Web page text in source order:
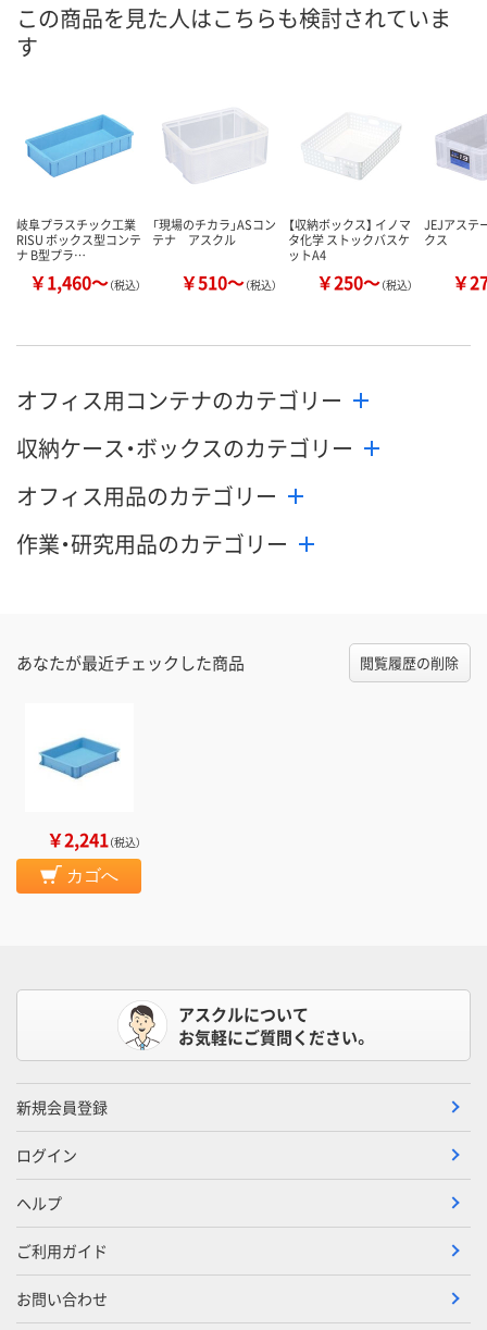
お届け日
カゴへ カゴへ カ
この商品を見た人はこちらも検討されていま
す
岐阜プラスチック工業
RISU ボックス型コンテ
ナ B型プラ…
￥1,460～（税込）
「現場のチカラ」ASコン
テナ アスクル
￥510～（税込）
【収納ボックス】 イノマ
タ化学 ストックバスケ
ットA4
￥250～（税込）
JEJアステ
クス
￥
オフィス用コンテナのカテゴリー
収納ケース・ボックスのカテゴリー
オフィス用品のカテゴリー
作業・研究用品のカテゴリー
あなたが最近チェックした商品 閲覧履歴の削除
￥2,241（税込）
カゴへ
アスクルについて
お気軽にご質問ください。
新規会員登録
ログイン
ヘルプ
ご利用ガイド
お問い合わせ